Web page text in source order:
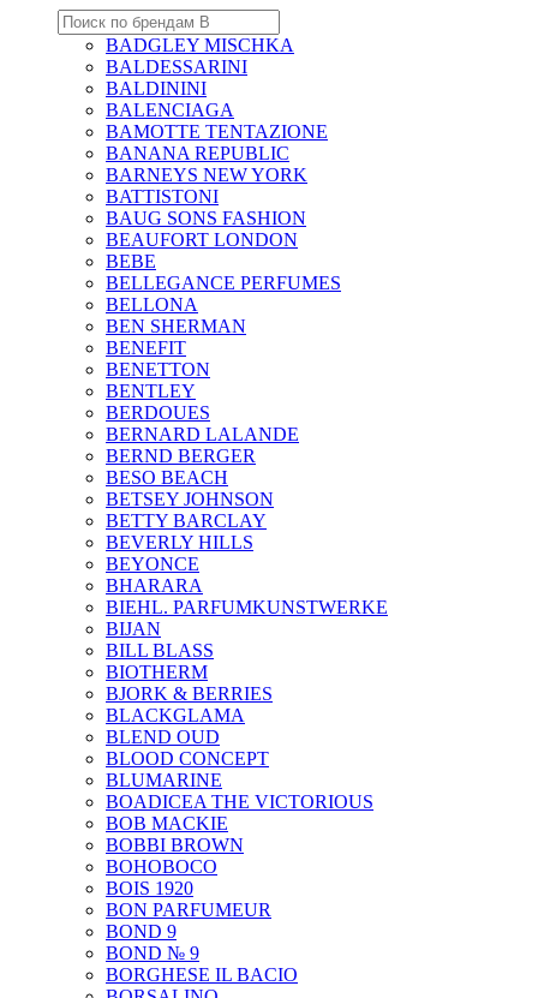
BADGLEY MISCHKA
BALDESSARINI
BALDININI
BALENCIAGA
BAMOTTE TENTAZIONE
BANANA REPUBLIC
BARNEYS NEW YORK
BATTISTONI
BAUG SONS FASHION
BEAUFORT LONDON
BEBE
BELLEGANCE PERFUMES
BELLONA
BEN SHERMAN
BENEFIT
BENETTON
BENTLEY
BERDOUES
BERNARD LALANDE
BERND BERGER
BESO BEACH
BETSEY JOHNSON
BETTY BARCLAY
BEVERLY HILLS
BEYONCE
BHARARA
BIEHL. PARFUMKUNSTWERKE
BIJAN
BILL BLASS
BIOTHERM
BJORK & BERRIES
BLACKGLAMA
BLEND OUD
BLOOD CONCEPT
BLUMARINE
BOADICEA THE VICTORIOUS
BOB MACKIE
BOBBI BROWN
BOHOBOCO
BOIS 1920
BON PARFUMEUR
BOND 9
BOND № 9
BORGHESE IL BACIO